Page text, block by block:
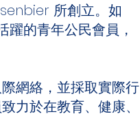
所創立。如
躍的青年公民會員，
網絡，並採取實際行
力於在教育、健康、